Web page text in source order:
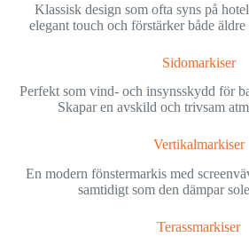
Klassisk design som ofta syns på
elegant touch och förstärker både äldre
Sidomarkiser
Perfekt som vind- och insynsskydd för
Skapar en avskild och trivsam
Vertikalmarkiser
En modern fönstermarkis med
samtidigt som den dämpar
Terassmarkiser